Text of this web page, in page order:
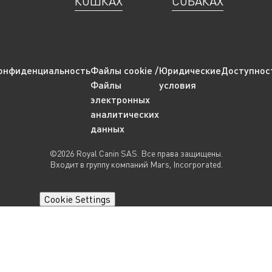
Файлы cookie /
Файлы
электронных
аналитических
данных
Юридические
условия
©2026 Royal Canin SAS. Все права защищены.
Входит в группу компаний Mars, Incorporated.
Cookie Settings